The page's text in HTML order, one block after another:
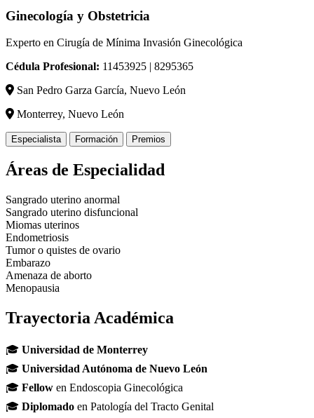
Ginecología y Obstetricia
Experto en Cirugía de Mínima Invasión Ginecológica
Cédula Profesional: 11453925 | 8295365
San Pedro Garza García, Nuevo León
Monterrey, Nuevo León
Especialista Formación Premios
Áreas de Especialidad
Sangrado uterino anormal
Sangrado uterino disfuncional
Miomas uterinos
Endometriosis
Tumor o quistes de ovario
Embarazo
Amenaza de aborto
Menopausia
Trayectoria Académica
🎓 Universidad de Monterrey
🎓 Universidad Autónoma de Nuevo León
🎓 Fellow en Endoscopia Ginecológica
🎓 Diplomado en Patología del Tracto Genital